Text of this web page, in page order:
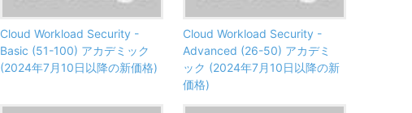
Cloud Workload Security -
Basic (51-100) アカデミック
(2024年7月10日以降の新価格)
Cloud Workload Security -
Advanced (26-50) アカデミ
ック (2024年7月10日以降の新
価格)